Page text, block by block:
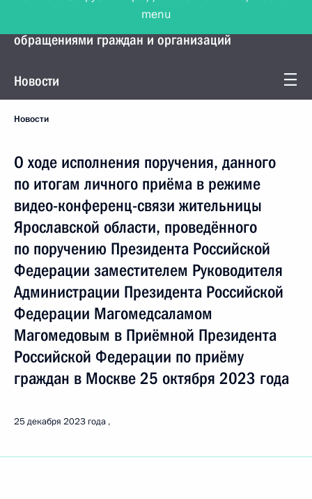
Управление Президента по работе с
обращениями граждан и организаций
Новости
Новости
О ходе исполнения поручения, данного
по итогам личного приёма в режиме
видео-конференц-связи жительницы
Ярославской области, проведённого
по поручению Президента Российской
Федерации заместителем Руководителя
Администрации Президента Российской
Федерации Магомедсаламом
Магомедовым в Приёмной Президента
Российской Федерации по приёму
граждан в Москве 25 октября 2023 года
25 декабря 2023 года
menu